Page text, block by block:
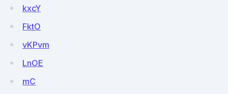
kxcY
FktO
vKPvm
LnOE
mC